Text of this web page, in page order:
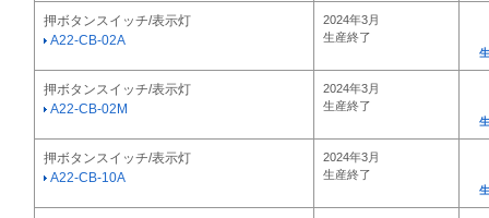
押ボタンスイッチ/表示灯
A22-CB-02A
2024年3月
生産終了
押ボタンスイッチ/表示灯
A22-CB-02M
2024年3月
生産終了
押ボタンスイッチ/表示灯
A22-CB-10A
2024年3月
生産終了